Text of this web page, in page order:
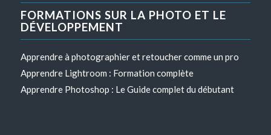
FORMATIONS SUR LA PHOTO ET LE
DÉVELOPPEMENT
Apprendre à photographier et retoucher comme un pro
Apprendre Lightroom : Formation complète
Apprendre Photoshop : Le Guide complet du débutant